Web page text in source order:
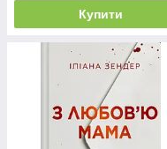
Купити